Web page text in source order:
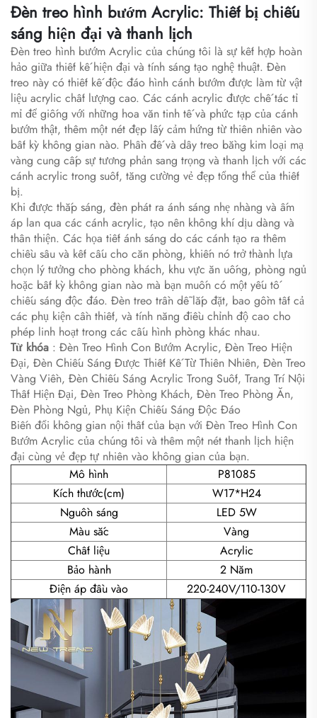
Đèn treo hình bướm Acrylic: Thiết bị chiếu
sáng hiện đại và thanh lịch
Đèn treo hình bướm Acrylic của chúng tôi là sự kết hợp hoàn
hảo giữa thiết kế hiện đại và tính sáng tạo nghệ thuật. Đèn
treo này có thiết kế độc đáo hình cánh bướm được làm từ vật
liệu acrylic chất lượng cao. Các cánh acrylic được chế tác tỉ
mỉ để giống với những hoa văn tinh tế và phức tạp của cánh
bướm thật, thêm một nét đẹp lấy cảm hứng từ thiên nhiên vào
bất kỳ không gian nào. Phần đế và dây treo bằng kim loại mạ
vàng cung cấp sự tương phản sang trọng và thanh lịch với các
cánh acrylic trong suốt, tăng cường vẻ đẹp tổng thể của thiết
bị.
Khi được thắp sáng, đèn phát ra ánh sáng nhẹ nhàng và ấm
áp lan qua các cánh acrylic, tạo nên không khí dịu dàng và
thân thiện. Các họa tiết ánh sáng do các cánh tạo ra thêm
chiều sâu và kết cấu cho căn phòng, khiến nó trở thành lựa
chọn lý tưởng cho phòng khách, khu vực ăn uống, phòng ngủ
hoặc bất kỳ không gian nào mà bạn muốn có một yếu tố
chiếu sáng độc đáo. Đèn treo trần dễ lắp đặt, bao gồm tất cả
các phụ kiện cần thiết, và tính năng điều chỉnh độ cao cho
phép linh hoạt trong các cấu hình phòng khác nhau.
Từ khóa : Đèn Treo Hình Con Bướm Acrylic, Đèn Treo Hiện
Đại, Đèn Chiếu Sáng Được Thiết Kế Từ Thiên Nhiên, Đèn Treo
Vàng Viền, Đèn Chiếu Sáng Acrylic Trong Suốt, Trang Trí Nội
Thất Hiện Đại, Đèn Treo Phòng Khách, Đèn Treo Phòng Ăn,
Đèn Phòng Ngủ, Phụ Kiện Chiếu Sáng Độc Đáo
Biến đổi không gian nội thất của bạn với Đèn Treo Hình Con
Bướm Acrylic của chúng tôi và thêm một nét thanh lịch hiện
đại cùng vẻ đẹp tự nhiên vào không gian của bạn.
Mô hình
P81085
Kích thước(cm)
W17*H24
Nguồn sáng
LED 5W
Màu sắc
Vàng
Chất liệu
Acrylic
Bảo hành
2 Năm
Điện áp đầu vào
220-240V/110-130V